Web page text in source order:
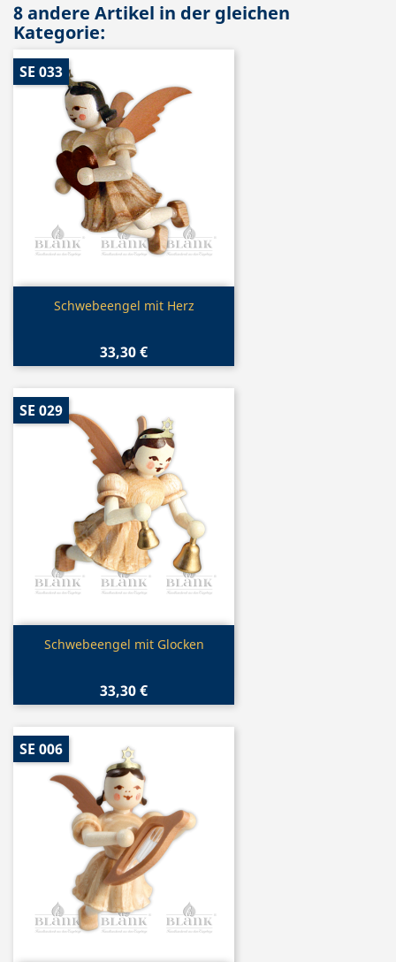
8 andere Artikel in der gleichen
Kategorie:
Vorschau
Schwebeengel mit Herz
33,30 €
SE 033
Vorschau
Schwebeengel mit Glocken
33,30 €
SE 029
SE 006